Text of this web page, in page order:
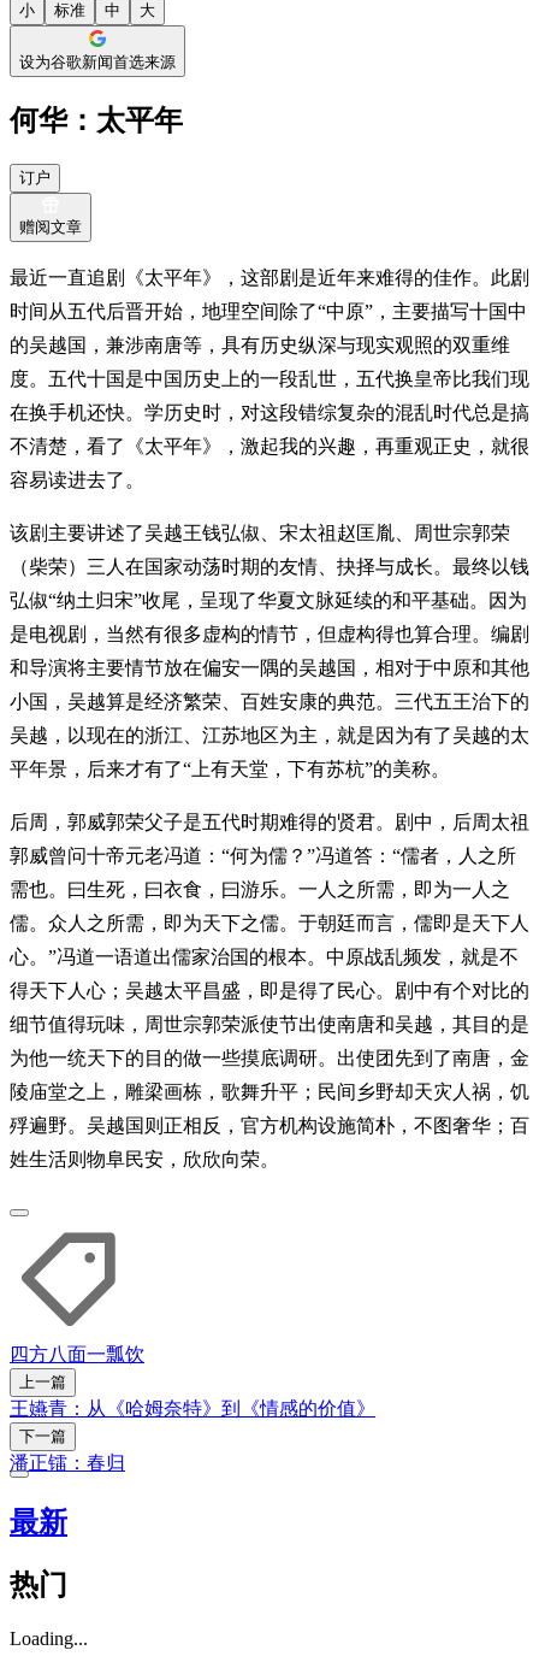
小 标准 中 大
设为谷歌新闻首选来源
何华：太平年
订户
赠阅文章
最近一直追剧《太平年》，这部剧是近年来难得的佳作。此剧
时间从五代后晋开始，地理空间除了“中原”，主要描写十国中
的吴越国，兼涉南唐等，具有历史纵深与现实观照的双重维
度。五代十国是中国历史上的一段乱世，五代换皇帝比我们现
在换手机还快。学历史时，对这段错综复杂的混乱时代总是搞
不清楚，看了《太平年》，激起我的兴趣，再重观正史，就很
容易读进去了。
该剧主要讲述了吴越王钱弘俶、宋太祖赵匡胤、周世宗郭荣
（柴荣）三人在国家动荡时期的友情、抉择与成长。最终以钱
弘俶“纳土归宋”收尾，呈现了华夏文脉延续的和平基础。因为
是电视剧，当然有很多虚构的情节，但虚构得也算合理。编剧
和导演将主要情节放在偏安一隅的吴越国，相对于中原和其他
小国，吴越算是经济繁荣、百姓安康的典范。三代五王治下的
吴越，以现在的浙江、江苏地区为主，就是因为有了吴越的太
平年景，后来才有了“上有天堂，下有苏杭”的美称。
后周，郭威郭荣父子是五代时期难得的贤君。剧中，后周太祖
郭威曾问十帝元老冯道：“何为儒？”冯道答：“儒者，人之所
需也。曰生死，曰衣食，曰游乐。一人之所需，即为一人之
儒。众人之所需，即为天下之儒。于朝廷而言，儒即是天下人
心。”冯道一语道出儒家治国的根本。中原战乱频发，就是不
得天下人心；吴越太平昌盛，即是得了民心。剧中有个对比的
细节值得玩味，周世宗郭荣派使节出使南唐和吴越，其目的是
为他一统天下的目的做一些摸底调研。出使团先到了南唐，金
陵庙堂之上，雕梁画栋，歌舞升平；民间乡野却天灾人祸，饥
殍遍野。吴越国则正相反，官方机构设施简朴，不图奢华；百
姓生活则物阜民安，欣欣向荣。
四方八面一瓢饮
上一篇
王嬿青：从《哈姆奈特》到《情感的价值》
下一篇
潘正镭：春归
最新
热门
Loading...